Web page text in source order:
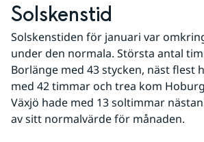
Solskenstid
Solskenstiden för januari var
under den normala. Största antal
Borlänge med 43 stycken, näst flest
med 42 timmar och trea kom
Växjö hade med 13 soltimmar
av sitt normalvärde för månaden.